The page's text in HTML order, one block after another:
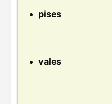
pises
vales